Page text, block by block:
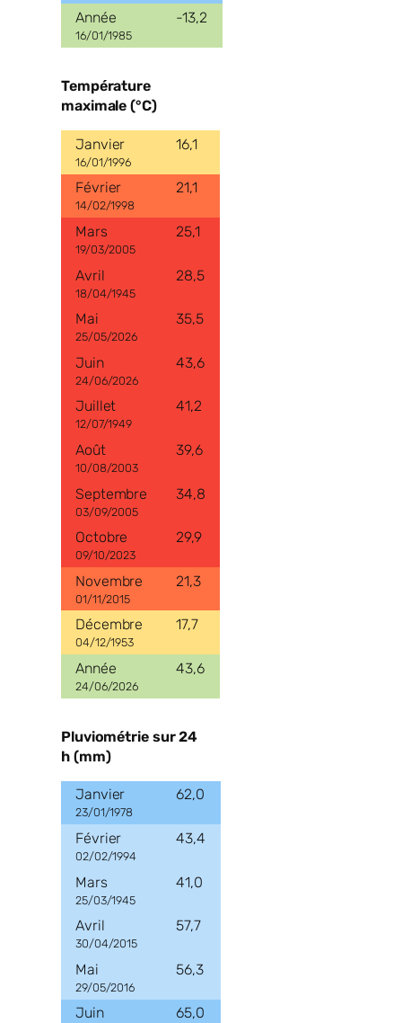
-13,2
16/01/1985
Température
maximale (°C)
16,1
16/01/1996
21,1
14/02/1998
25,1
19/03/2005
28,5
18/04/1945
35,5
25/05/2026
43,6
24/06/2026
41,2
12/07/1949
39,6
10/08/2003
34,8
03/09/2005
29,9
09/10/2023
21,3
01/11/2015
17,7
04/12/1953
43,6
24/06/2026
Pluviométrie sur 24
h (mm)
62,0
23/01/1978
43,4
02/02/1994
41,0
25/03/1945
57,7
30/04/2015
56,3
29/05/2016
65,0